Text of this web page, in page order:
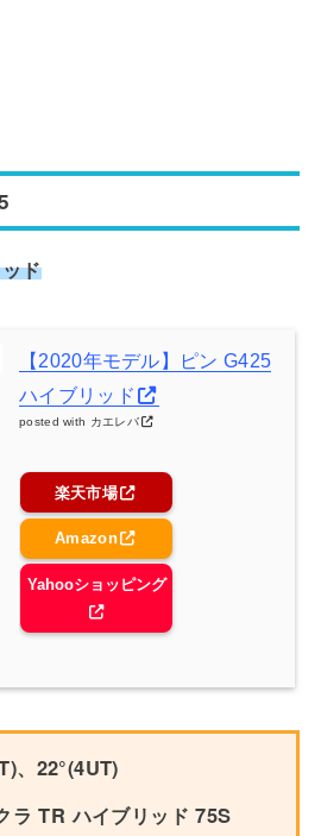
ド
【2020年モデル】ピン G425
ハイブリッド
posted with カエレバ
楽天市場
Amazon
Yahooショッピング
、22°(4UT)
ラ TR ハイブリッド 75S